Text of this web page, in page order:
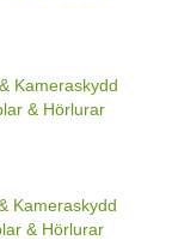
Kameraskydd
& Hörlurar
Kameraskydd
& Hörlurar